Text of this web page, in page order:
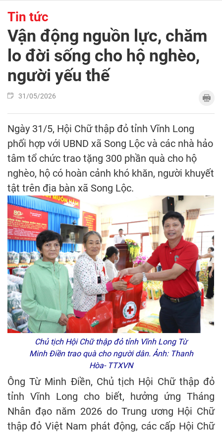
Tin tức
Vận động nguồn lực, chăm
lo đời sống cho hộ nghèo,
người yếu thế
31/05/2026
Ngày 31/5, Hội Chữ thập đỏ tỉnh Vĩnh Long
phối hợp với UBND xã Song Lộc và các nhà hảo
tâm tổ chức trao tặng 300 phần quà cho hộ
nghèo, hộ có hoàn cảnh khó khăn, người khuyết
tật trên địa bàn xã Song Lộc.
Chủ tịch Hội Chữ thập đỏ tỉnh Vĩnh Long Từ
Minh Điền trao quà cho người dân. Ảnh: Thanh
Hòa- TTXVN
Ông Từ Minh Điền, Chủ tịch Hội Chữ thập đỏ
tỉnh Vĩnh Long cho biết, hưởng ứng Tháng
Nhân đạo năm 2026 do Trung ương Hội Chữ
thập đỏ Việt Nam phát động, các cấp Hội Chữ